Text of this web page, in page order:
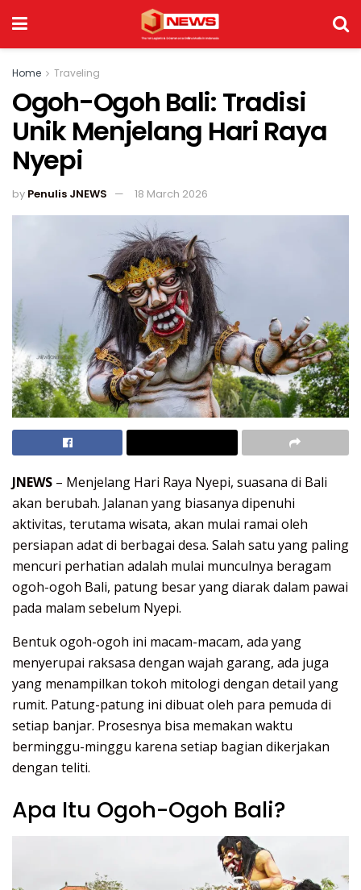
Home Traveling
Ogoh-Ogoh Bali: Tradisi
Unik Menjelang Hari Raya
Nyepi
by Penulis JNEWS 18 March 2026
JNEWS – Menjelang Hari Raya Nyepi, suasana di Bali
akan berubah. Jalanan yang biasanya dipenuhi
aktivitas, terutama wisata, akan mulai ramai oleh
persiapan adat di berbagai desa. Salah satu yang paling
mencuri perhatian adalah mulai munculnya beragam
ogoh-ogoh Bali, patung besar yang diarak dalam pawai
pada malam sebelum Nyepi.
Bentuk ogoh-ogoh ini macam-macam, ada yang
menyerupai raksasa dengan wajah garang, ada juga
yang menampilkan tokoh mitologi dengan detail yang
rumit. Patung-patung ini dibuat oleh para pemuda di
setiap banjar. Prosesnya bisa memakan waktu
berminggu-minggu karena setiap bagian dikerjakan
dengan teliti.
Apa Itu Ogoh-Ogoh Bali?